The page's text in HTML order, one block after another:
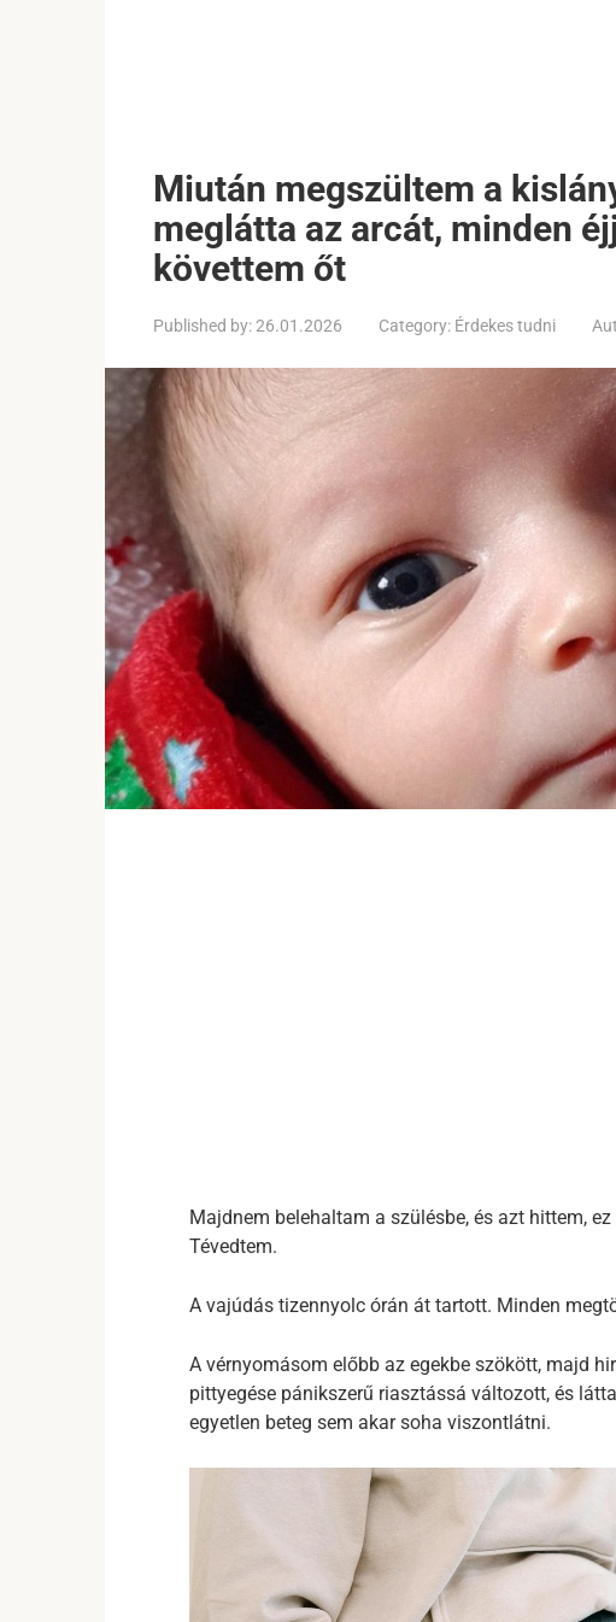
Miután megszültem a
meglátta az arcát, minden
követtem őt
Published by:26.01.2026 Category: Érdekes tudni
Majdnem belehaltam a szülésbe, és azt hittem,
Tévedtem.
A vajúdás tizennyolc órán át tartott. Minden
A vérnyomásom előbb az egekbe szökött, majd
pittyegése pánikszerű riasztássá változott, és
egyetlen beteg sem akar soha viszontlátni.